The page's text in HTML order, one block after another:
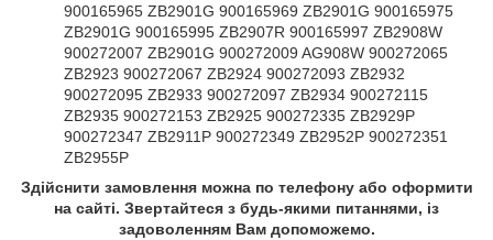
900165965 ZB2901G 900165969 ZB2901G 900165975
ZB2901G 900165995 ZB2907R 900165997 ZB2908W
900272007 ZB2901G 900272009 AG908W 900272065
ZB2923 900272067 ZB2924 900272093 ZB2932
900272095 ZB2933 900272097 ZB2934 900272115
ZB2935 900272153 ZB2925 900272335 ZB2929P
900272347 ZB2911P 900272349 ZB2952P 900272351
ZB2955P
Здійснити замовлення можна по телефону або оформити
на сайті. Звертайтеся з будь-якими питаннями, із
задоволенням Вам допоможемо.